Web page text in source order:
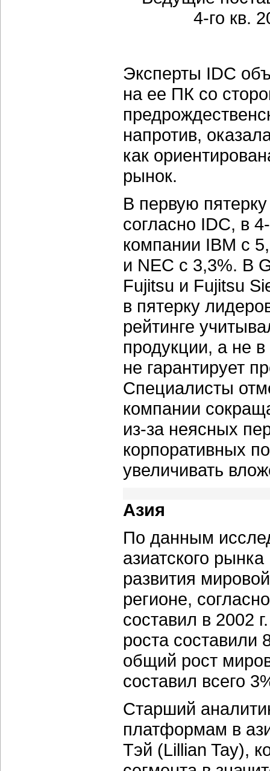
Эксперты IDC
на ее ПК со
напротив,
как
рынок.
В первую
согласно IDC, в
компании IBM с
и NEC с 3,3%. В
Fujitsu и Fujitsu
в пятерку
рейтинге
продукции, а не
не гарантирует
Специалисты
компании
из-за неясных
корпоративных
увеличивать
Азия
По данным
азиатского
развития
регионе,
составил в 2002
роста составили
общий рост
составил всего
Старший
платформам в
Тэй (Lillian Tay),